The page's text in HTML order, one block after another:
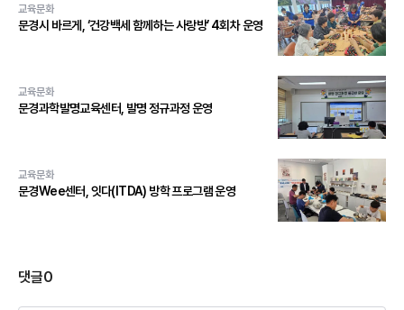
교육문화
문경시 바르게, ‘건강백세 함께하는 사랑방’ 4회차 운영
교육문화
문경과학발명교육센터, 발명 정규과정 운영
교육문화
문경Wee센터, 잇다(ITDA) 방학 프로그램 운영
댓글0